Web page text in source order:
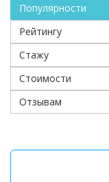
Популярности
Рейтингу
Стажу
Стоимости
Отзывам